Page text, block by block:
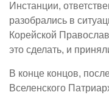
Инстанции,
разобрались в
Корейской
это сделать, и
В конце концов,
Вселенского